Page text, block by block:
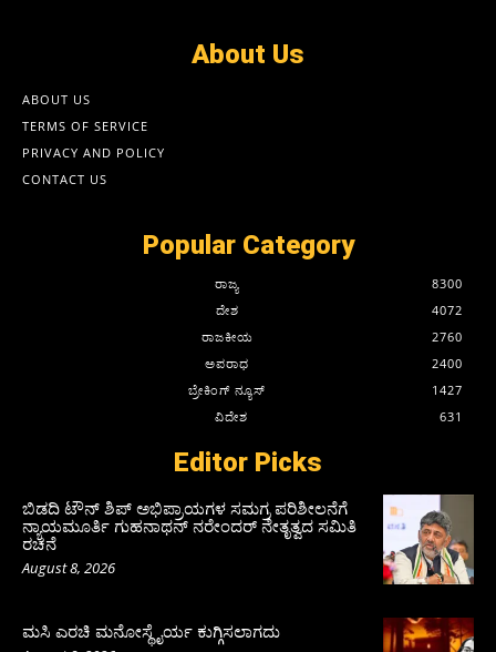
About Us
ABOUT US
TERMS OF SERVICE
PRIVACY AND POLICY
CONTACT US
Popular Category
ರಾಜ್ಯ
8300
ದೇಶ
4072
ರಾಜಕೀಯ
2760
ಅಪರಾಧ
2400
ಬ್ರೇಕಿಂಗ್ ನ್ಯೂಸ್
1427
ವಿದೇಶ
631
Editor Picks
ಬಿಡದಿ ಟೌನ್ ಶಿಪ್ ಅಭಿಪ್ರಾಯಗಳ ಸಮಗ್ರ ಪರಿಶೀಲನೆಗೆ
ನ್ಯಾಯಮೂರ್ತಿ ಗುಹನಾಥನ್ ನರೇಂದರ್ ನೇತೃತ್ವದ ಸಮಿತಿ
ರಚನೆ
August 8, 2026
ಮಸಿ ಎರಚಿ ಮನೋಸ್ಥೈರ್ಯ ಕುಗ್ಗಿಸಲಾಗದು